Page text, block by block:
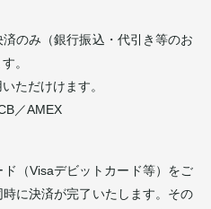
のみ（銀行振込・代引き等のお
。
ただけけます。
／AMEX
（Visaデビットカード等）をご
に決済が完了いたします。その